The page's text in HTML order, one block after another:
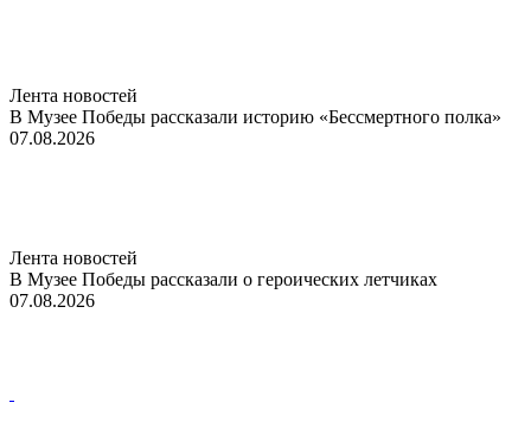
Лента новостей
В Музее Победы рассказали историю «Бессмертного полка»
07.08.2026
Лента новостей
В Музее Победы рассказали о героических летчиках
07.08.2026